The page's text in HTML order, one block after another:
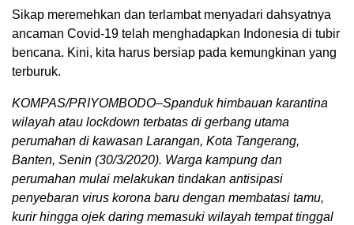
Sikap meremehkan dan terlambat menyadari dahsyatnya
ancaman Covid-19 telah menghadapkan Indonesia di tubir
bencana. Kini, kita harus bersiap pada kemungkinan yang
terburuk.
KOMPAS/PRIYOMBODO–Spanduk himbauan karantina
wilayah atau lockdown terbatas di gerbang utama
perumahan di kawasan Larangan, Kota Tangerang,
Banten, Senin (30/3/2020). Warga kampung dan
perumahan mulai melakukan tindakan antisipasi
penyebaran virus korona baru dengan membatasi tamu,
kurir hingga ojek daring memasuki wilayah tempat tinggal